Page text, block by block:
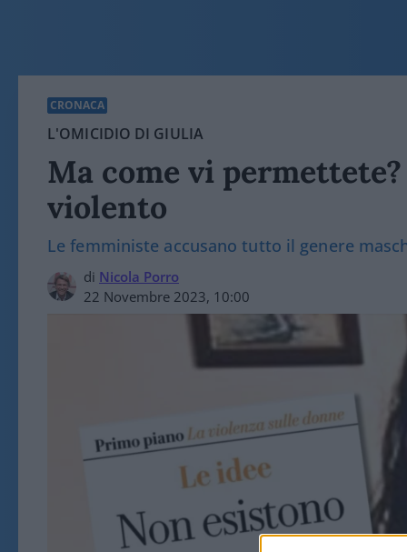
CRONACA
L'OMICIDIO DI GIULIA
Ma come vi
violento
Le femministe accusano tutto il genere
di Nicola Porro
22 Novembre 2023, 10:00